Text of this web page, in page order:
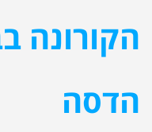
הקורונה
הדסה